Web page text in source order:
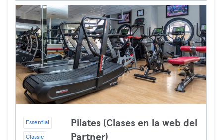
Essential
Classic
Pilates (Clases en la web del
Partner)